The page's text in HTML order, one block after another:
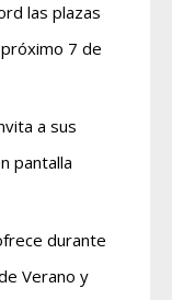
las plazas
7 de
a sus
pantalla
durante
Verano y